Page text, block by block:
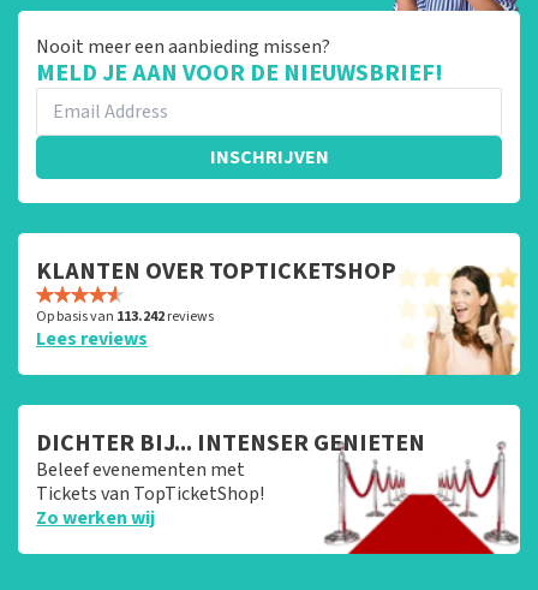
Nooit meer een aanbieding missen?
MELD JE AAN VOOR DE NIEUWSBRIEF!
INSCHRIJVEN
KLANTEN OVER TOPTICKETSHOP
Op basis van 113.242reviews
Lees reviews
DICHTER BIJ... INTENSER GENIETEN
Beleef evenementen met
Tickets van TopTicketShop!
Zo werken wij